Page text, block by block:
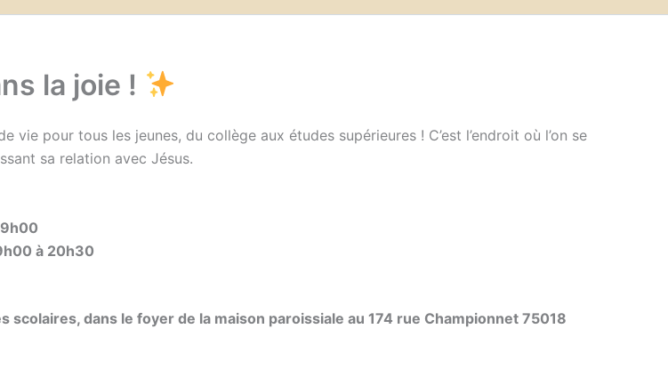
la joie !
vie pour tous les jeunes, du collège aux études supérieures ! C’est l’endroit où l’on se
sa relation avec Jésus.
à 20h30
scolaires, dans le foyer de la maison paroissiale au 174 rue Championnet 75018